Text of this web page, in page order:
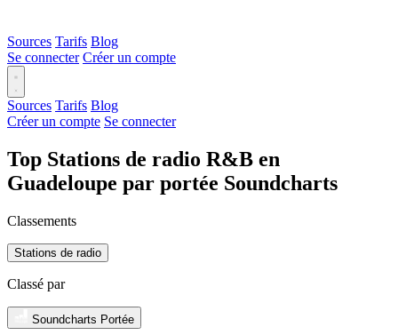
Sources Tarifs Blog
Se connecter Créer un compte
Sources Tarifs Blog
Créer un compte Se connecter
Top Stations de radio R&B en
Guadeloupe par portée Soundcharts
Classements
Stations de radio
Classé par
Soundcharts Portée